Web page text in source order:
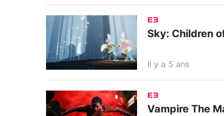
E3
Sky: Children
Il y a 5 ans
E3
Vampire The